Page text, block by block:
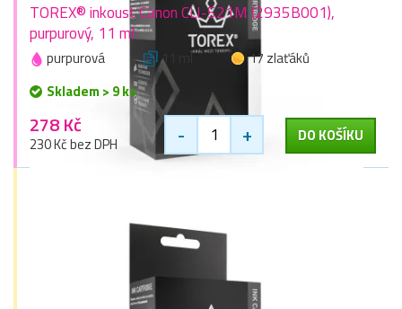
TOREX® inkoust Canon CLI-521M (2935B001),
purpurový, 11 ml
purpurová 11 ml
17 zlaťáků
Skladem > 9 ks
278 Kč
230 Kč bez DPH - + DO KOŠÍKU